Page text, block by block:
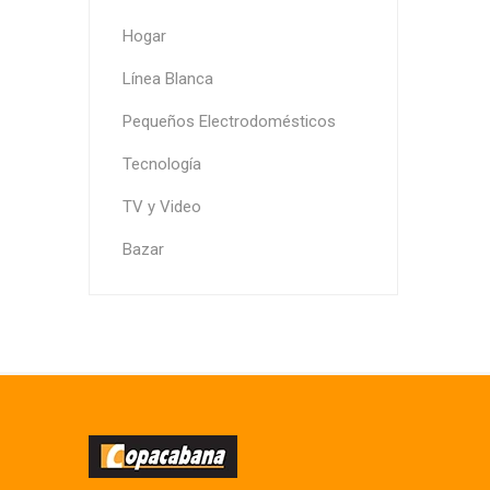
Hogar
Línea Blanca
Pequeños Electrodomésticos
Tecnología
TV y Video
Bazar